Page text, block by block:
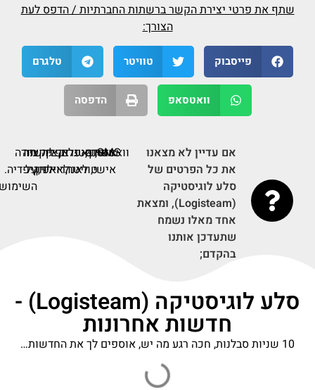
שתף את פרטי יצירת הקשר ברשתות החברתיות / הדפס לעת
הצורך:
פייסבוק טוויטר טלגרם
וואטסאפ הדפסה
אם עדיין לא מצאנו
את כל הפרטים של
סלע לוגיסטיקה
(Logisteam), ומצאת
אחד מאלו נשמח
שתעדכן אותנו
בהקדם;
וואטסאפ,
SMS,
אזור
אישי,
אינסטגרם,
דף
טוויטר,
אפליקציה
לאנדרואיד,
אפליקציה
לאייפון,
קישור
לויקיפדיה.
תודה
על
השימוש.
סלע לוגיסטיקה (Logisteam) -
חדשות אחרונות
10 שניות סבלנות, חכה רגע מה יש, אוספים לך את החדשות…